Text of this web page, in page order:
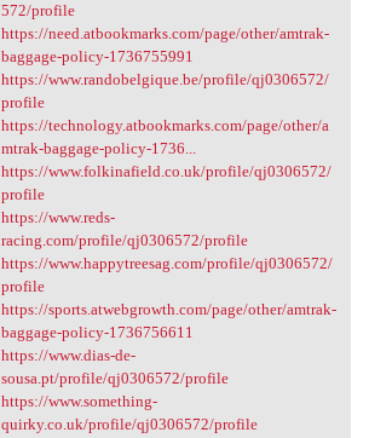
572/profile
https://need.atbookmarks.com/page/other/amtrak-
baggage-policy-1736755991
https://www.randobelgique.be/profile/qj0306572/
profile
https://technology.atbookmarks.com/page/other/a
mtrak-baggage-policy-1736...
https://www.folkinafield.co.uk/profile/qj0306572/
profile
https://www.reds-
racing.com/profile/qj0306572/profile
https://www.happytreesag.com/profile/qj0306572/
profile
https://sports.atwebgrowth.com/page/other/amtrak-
baggage-policy-1736756611
https://www.dias-de-
sousa.pt/profile/qj0306572/profile
https://www.something-
quirky.co.uk/profile/qj0306572/profile